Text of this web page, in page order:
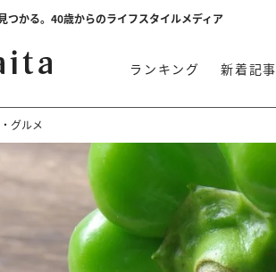
つかる。40歳からのライフスタイルメディア
ランキング 新着記事
グルメ